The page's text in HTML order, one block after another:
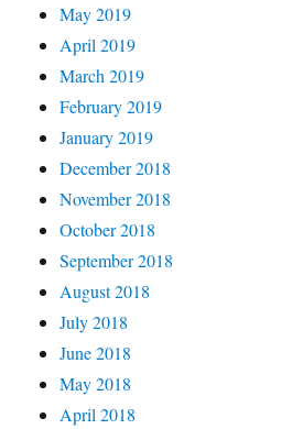
May 2019
April 2019
March 2019
February 2019
January 2019
December 2018
November 2018
October 2018
September 2018
August 2018
July 2018
June 2018
May 2018
April 2018